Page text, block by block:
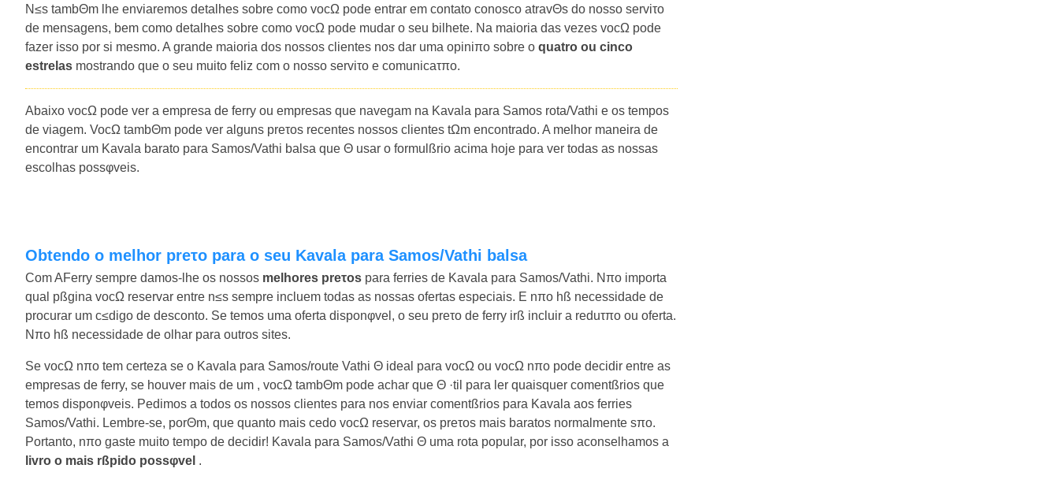
N≤s tambΘm lhe enviaremos detalhes sobre como vocΩ pode entrar em contato conosco atravΘs do nosso serviτo
de mensagens, bem como detalhes sobre como vocΩ pode mudar o seu bilhete. Na maioria das vezes vocΩ pode
fazer isso por si mesmo. A grande maioria dos nossos clientes nos dar uma opiniπo sobre o quatro ou cinco
estrelas mostrando que o seu muito feliz com o nosso serviτo e comunicaτπo.
Abaixo vocΩ pode ver a empresa de ferry ou empresas que navegam na Kavala para Samos rota/Vathi e os tempos
de viagem. VocΩ tambΘm pode ver alguns preτos recentes nossos clientes tΩm encontrado. A melhor maneira de
encontrar um Kavala barato para Samos/Vathi balsa que Θ usar o formulßrio acima hoje para ver todas as nossas
escolhas possφveis.
Obtendo o melhor preτo para o seu Kavala para Samos/Vathi balsa
Com AFerry sempre damos-lhe os nossos melhores preτos para ferries de Kavala para Samos/Vathi. Nπo importa
qual pßgina vocΩ reservar entre n≤s sempre incluem todas as nossas ofertas especiais. E nπo hß necessidade de
procurar um c≤digo de desconto. Se temos uma oferta disponφvel, o seu preτo de ferry irß incluir a reduτπo ou oferta.
Nπo hß necessidade de olhar para outros sites.
Se vocΩ nπo tem certeza se o Kavala para Samos/route Vathi Θ ideal para vocΩ ou vocΩ nπo pode decidir entre as
empresas de ferry, se houver mais de um , vocΩ tambΘm pode achar que Θ ·til para ler quaisquer comentßrios que
temos disponφveis. Pedimos a todos os nossos clientes para nos enviar comentßrios para Kavala aos ferries
Samos/Vathi. Lembre-se, porΘm, que quanto mais cedo vocΩ reservar, os preτos mais baratos normalmente sπo.
Portanto, nπo gaste muito tempo de decidir! Kavala para Samos/Vathi Θ uma rota popular, por isso aconselhamos a
livro o mais rßpido possφvel .